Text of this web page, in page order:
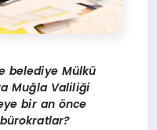
belediye Mülkü
Muğla Valiliği
bir an önce